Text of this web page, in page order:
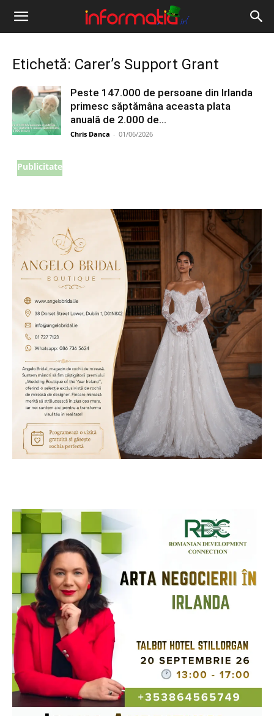
Informația
Etichetă: Carer’s Support Grant
Peste 147.000 de persoane din Irlanda
primesc săptămâna aceasta plata
anuală de 2.000 de...
Chris Danca - 01/06/2026
Publicitate